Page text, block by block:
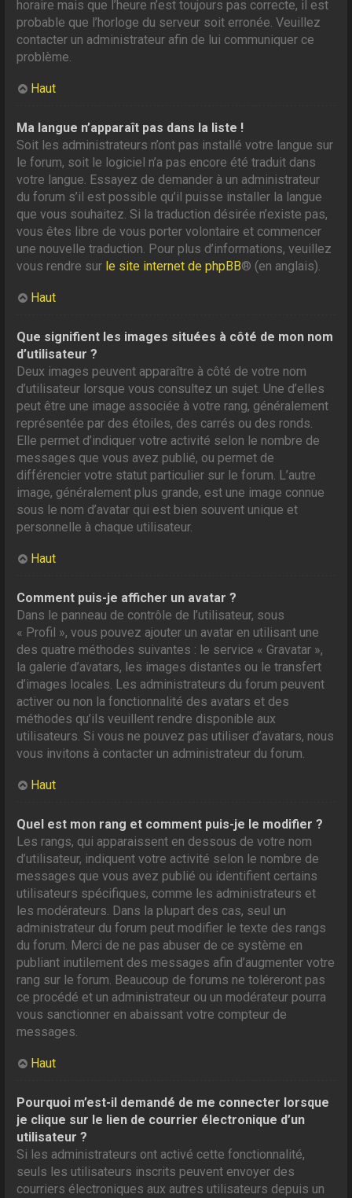
horaire mais que l’heure n’est toujours pas correcte, il est
probable que l’horloge du serveur soit erronée. Veuillez
contacter un administrateur afin de lui communiquer ce
problème.
Haut
Ma langue n’apparaît pas dans la liste !
Soit les administrateurs n’ont pas installé votre langue sur
le forum, soit le logiciel n’a pas encore été traduit dans
votre langue. Essayez de demander à un administrateur
du forum s’il est possible qu’il puisse installer la langue
que vous souhaitez. Si la traduction désirée n’existe pas,
vous êtes libre de vous porter volontaire et commencer
une nouvelle traduction. Pour plus d’informations, veuillez
vous rendre sur le site internet de phpBB® (en anglais).
Haut
Que signifient les images situées à côté de mon nom
d’utilisateur ?
Deux images peuvent apparaître à côté de votre nom
d’utilisateur lorsque vous consultez un sujet. Une d’elles
peut être une image associée à votre rang, généralement
représentée par des étoiles, des carrés ou des ronds.
Elle permet d’indiquer votre activité selon le nombre de
messages que vous avez publié, ou permet de
différencier votre statut particulier sur le forum. L’autre
image, généralement plus grande, est une image connue
sous le nom d’avatar qui est bien souvent unique et
personnelle à chaque utilisateur.
Haut
Comment puis-je afficher un avatar ?
Dans le panneau de contrôle de l’utilisateur, sous
« Profil », vous pouvez ajouter un avatar en utilisant une
des quatre méthodes suivantes : le service « Gravatar »,
la galerie d’avatars, les images distantes ou le transfert
d’images locales. Les administrateurs du forum peuvent
activer ou non la fonctionnalité des avatars et des
méthodes qu’ils veuillent rendre disponible aux
utilisateurs. Si vous ne pouvez pas utiliser d’avatars, nous
vous invitons à contacter un administrateur du forum.
Haut
Quel est mon rang et comment puis-je le modifier ?
Les rangs, qui apparaissent en dessous de votre nom
d’utilisateur, indiquent votre activité selon le nombre de
messages que vous avez publié ou identifient certains
utilisateurs spécifiques, comme les administrateurs et
les modérateurs. Dans la plupart des cas, seul un
administrateur du forum peut modifier le texte des rangs
du forum. Merci de ne pas abuser de ce système en
publiant inutilement des messages afin d’augmenter votre
rang sur le forum. Beaucoup de forums ne toléreront pas
ce procédé et un administrateur ou un modérateur pourra
vous sanctionner en abaissant votre compteur de
messages.
Haut
Pourquoi m’est-il demandé de me connecter lorsque
je clique sur le lien de courrier électronique d’un
utilisateur ?
Si les administrateurs ont activé cette fonctionnalité,
seuls les utilisateurs inscrits peuvent envoyer des
courriers électroniques aux autres utilisateurs depuis un